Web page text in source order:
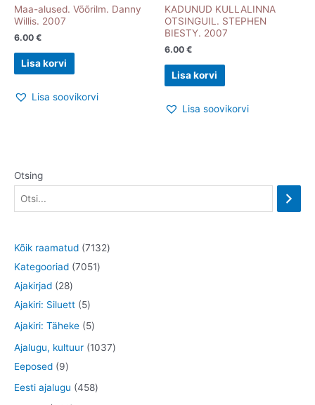
Maa-alused. Võõrilm. Danny
Willis. 2007
6.00 €
Lisa korvi
Lisa soovikorvi
KADUNUD KULLALINNA
OTSINGUIL. STEPHEN
BIESTY. 2007
6.00 €
Lisa korvi
Lisa soovikorvi
Otsing
Kõik raamatud 71327
o
Kategooriad 70517
t
Ajakirjad 282
8
t
Ajakiri: Siluett 55
t
o
Ajakiri: Täheke 55
t
o
Ajalugu, kultuur 10371
Eeposed 99
t
Eesti ajalugu 4584